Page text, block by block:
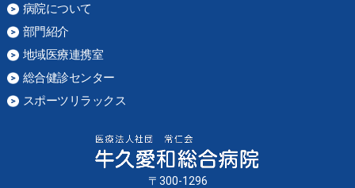
病院について
部門紹介
地域医療連携室
総合健診センター
スポーツリラックス
〒300-1296